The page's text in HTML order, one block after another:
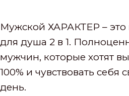
Мужской ХАРАКТЕР –
для душа 2 в 1.
мужчин, которые хотят
100% и чувствовать
день.